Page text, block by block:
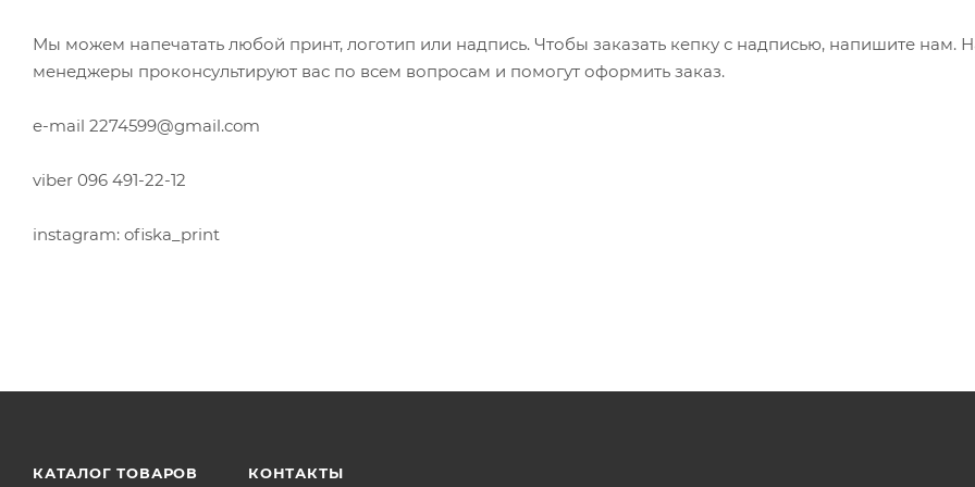
Мы можем напечатать любой принт, логотип или надпись. Чтобы заказать кепку с надписью, напишите нам.
менеджеры проконсультируют вас по всем вопросам и помогут оформить заказ.
e-mail 2274599@gmail.com
viber 096 491-22-12
instagram: ofiska_print
КАТАЛОГ ТОВАРОВ КОНТАКТЫ